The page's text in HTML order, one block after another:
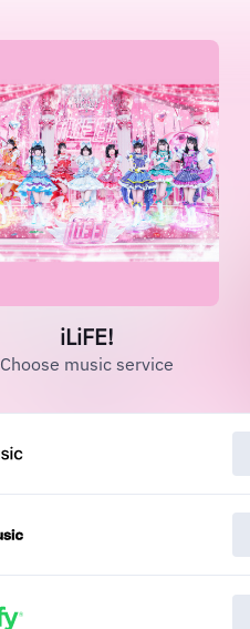
iLiFE!
Choose music service